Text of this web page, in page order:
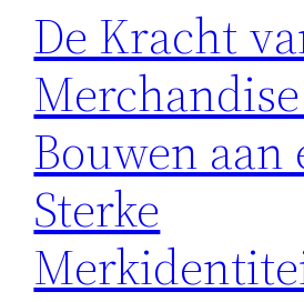
De Kracht
Bouwen aan
Sterke